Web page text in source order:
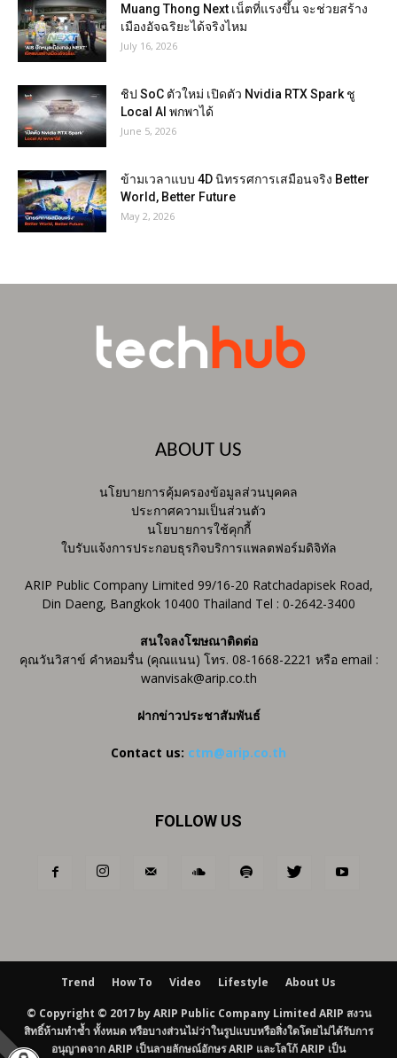
Muang Thong Next เน็ตที่แรงขึ้น จะช่วยสร้าง
เมืองอัจฉริยะได้จริงไหม
July 16, 2026
ชิป SoC ตัวใหม่ เปิดตัว Nvidia RTX Spark ชู
Local AI พกพาได้
June 5, 2026
ข้ามเวลาแบบ 4D นิทรรศการเสมือนจริง Better
World, Better Future
May 2, 2026
ABOUT US
นโยบายการคุ้มครองข้อมูลส่วนบุคคล
ประกาศความเป็นส่วนตัว
นโยบายการใช้คุกกี้
ใบรับแจ้งการประกอบธุรกิจบริการแพลตฟอร์มดิจิทัล
ARIP Public Company Limited 99/16-20 Ratchadapisek Road,
Din Daeng, Bangkok 10400 Thailand Tel : 0-2642-3400
สนใจลงโฆษณาติดต่อ
คุณวันวิสาข์ คำหอมรื่น (คุณแนน) โทร. 08-1668-2221 หรือ email :
wanvisak@arip.co.th
ฝากข่าวประชาสัมพันธ์
Contact us: ctm@arip.co.th
FOLLOW US
Trend How To Video Lifestyle About Us
© Copyright © 2017 by ARIP Public Company Limited ARIP สงวน
สิทธิ์ห้ามทำซ้ำ ทั้งหมด หรือบางส่วนไม่ว่าในรูปแบบหรือสิ่งใดโดยไม่ได้รับการ
อนุญาตจาก ARIP เป็นลายลักษณ์อักษร ARIP และโลโก้ ARIP เป็น